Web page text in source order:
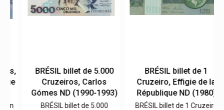
BRÉSIL billet de 5.000
Cruzeiros, Carlos
Gómes ND (1990-1993)
BRÉSIL billet de 5.000
BRÉSIL billet de 1
Cruzeiro, Effigie de la
République ND (1980)
BRÉSIL billet de 1 Cruzeiro